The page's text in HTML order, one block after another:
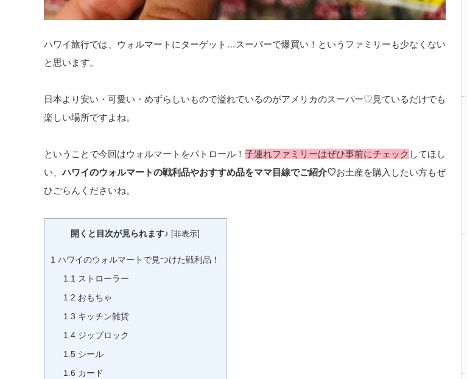
ハワイ旅行では、ウォルマートにターゲット…スーパーで爆買い！というファミリーも少なくない
と思います。
日本より安い・可愛い・めずらしいもので溢れているのがアメリカのスーパー♡見ているだけでも
楽しい場所ですよね。
ということで今回はウォルマートをパトロール！ 子連れファミリーはぜひ事前にチェック してほし
い、ハワイのウォルマートの戦利品やおすすめ品をママ目線でご紹介♡お土産を購入したい方もぜ
ひごらんくださいね。
開くと目次が見られます♪ [非表示]
1 ハワイのウォルマートで見つけた戦利品！
1.1 ストローラー
1.2 おもちゃ
1.3 キッチン雑貨
1.4 ジップロック
1.5 シール
1.6 カード